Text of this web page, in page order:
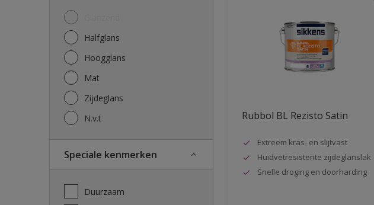
Halfglans
Hoogglans
Mat
Zijdeglans
N.v.t
Speciale kenmerken
Duurzaam
Rubbol BL Rezisto Satin
Extreem kras- en slijtvast
Huidvetresistente zijdeglanslak
Snelle droging en doorharding